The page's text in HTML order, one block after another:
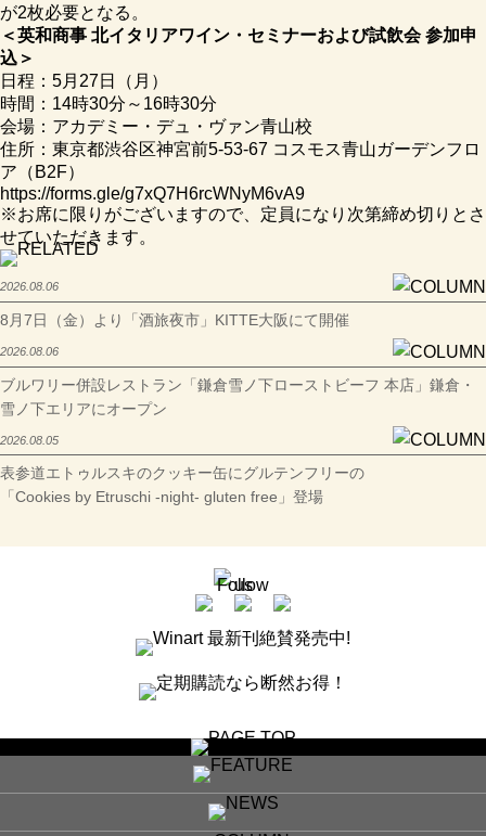
が2枚必要となる。
＜英和商事 北イタリアワイン・セミナーおよび試飲会 参加申
込＞
日程：5月27日（月）
時間：14時30分～16時30分
会場：アカデミー・デュ・ヴァン青山校
住所：東京都渋谷区神宮前5-53-67 コスモス青山ガーデンフロ
ア（B2F）
https://forms.gle/g7xQ7H6rcWNyM6vA9
※お席に限りがございますので、定員になり次第締め切りとさ
せていただきます。
2026.08.06
8月7日（金）より「酒旅夜市」KITTE大阪にて開催
2026.08.06
ブルワリー併設レストラン「鎌倉雪ノ下ローストビーフ 本店」鎌倉・
雪ノ下エリアにオープン
2026.08.05
表参道エトゥルスキのクッキー缶にグルテンフリーの
「Cookies by Etruschi -night- gluten free」登場